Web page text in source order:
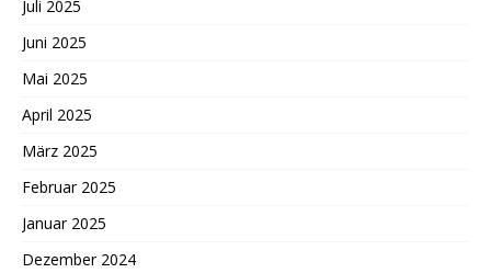
Juli 2025
Juni 2025
Mai 2025
April 2025
März 2025
Februar 2025
Januar 2025
Dezember 2024